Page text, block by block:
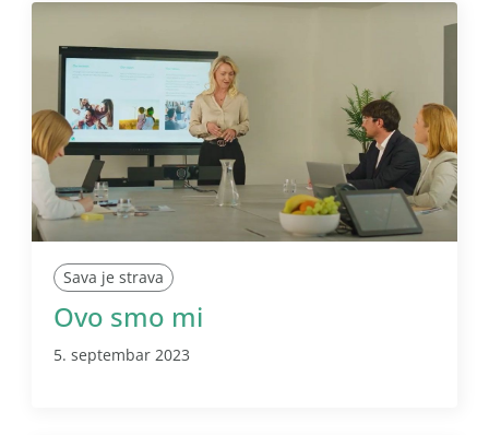
Sava je strava
Ovo smo mi
5. septembar 2023